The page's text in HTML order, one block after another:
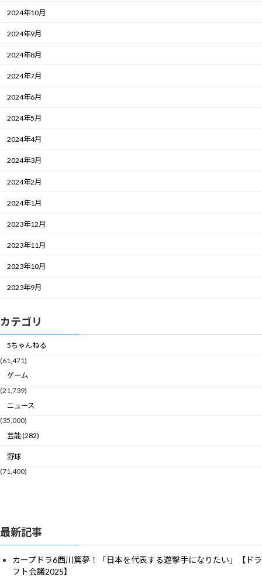
2024年10月
2024年9月
2024年8月
2024年7月
2024年6月
2024年5月
2024年4月
2024年3月
2024年2月
2024年1月
2023年12月
2023年11月
2023年10月
2023年9月
カテゴリ
5ちゃんねる
(61,471)
ゲーム
(21,739)
ニュース
(35,000)
芸能 (282)
野球
(71,400)
最新記事
カープドラ6西川篤夢！「日本を代表する遊撃手になりたい」【ドラ
フト会議2025】